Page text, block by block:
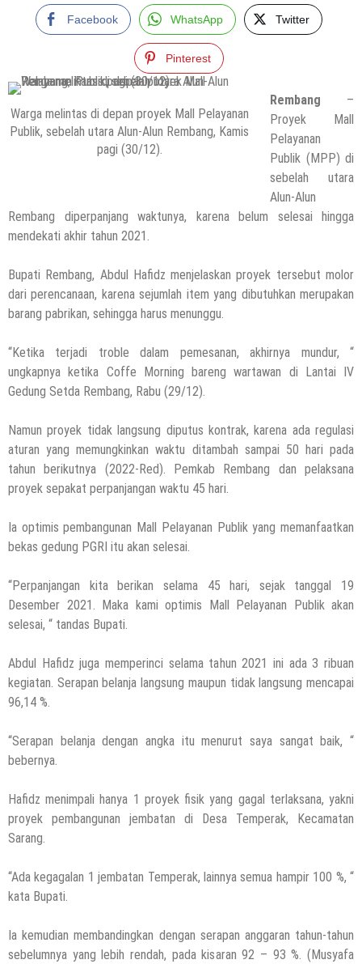
Facebook WhatsApp Twitter
Pinterest
Warga melintas di depan proyek Mall Pelayanan
Publik, sebelah utara Alun-Alun Rembang, Kamis
pagi (30/12).
Rembang –
Proyek Mall
Pelayanan
Publik (MPP) di
sebelah utara
Alun-Alun
Rembang diperpanjang waktunya, karena belum selesai hingga
mendekati akhir tahun 2021.
Bupati Rembang, Abdul Hafidz menjelaskan proyek tersebut molor
dari perencanaan, karena sejumlah item yang dibutuhkan merupakan
barang pabrikan, sehingga harus menunggu.
“Ketika terjadi troble dalam pemesanan, akhirnya mundur, “
ungkapnya ketika Coffe Morning bareng wartawan di Lantai IV
Gedung Setda Rembang, Rabu (29/12).
Namun proyek tidak langsung diputus kontrak, karena ada regulasi
aturan yang memungkinkan waktu ditambah sampai 50 hari pada
tahun berikutnya (2022-Red). Pemkab Rembang dan pelaksana
proyek sepakat perpanjangan waktu 45 hari.
Ia optimis pembangunan Mall Pelayanan Publik yang memanfaatkan
bekas gedung PGRI itu akan selesai.
“Perpanjangan kita berikan selama 45 hari, sejak tanggal 19
Desember 2021. Maka kami optimis Mall Pelayanan Publik akan
selesai, “ tandas Bupati.
Abdul Hafidz juga memperinci selama tahun 2021 ini ada 3 ribuan
kegiatan. Serapan belanja langsung maupun tidak langsung mencapai
96,14 %.
“Serapan belanja dengan angka itu menurut saya sangat baik, “
bebernya.
Hafidz menimpali hanya 1 proyek fisik yang gagal terlaksana, yakni
proyek pembangunan jembatan di Desa Temperak, Kecamatan
Sarang.
“Ada kegagalan 1 jembatan Temperak, lainnya semua hampir 100 %, “
kata Bupati.
Ia kemudian membandingkan dengan serapan anggaran tahun-tahun
sebelumnya yang lebih rendah, pada kisaran 92 – 93 %. (Musyafa